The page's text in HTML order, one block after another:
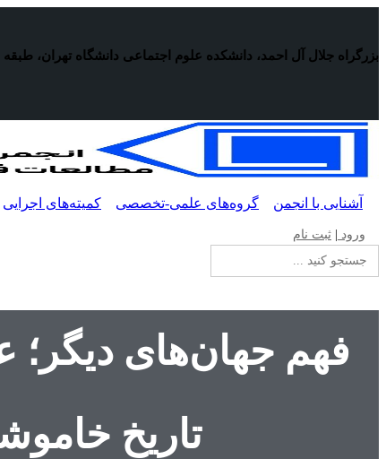
محتوا
بزرگراه جلال آل احمد، دانشکده علوم اجتماعی دانشگاه تهران، طبقه
آشنایی با انجمن گروه‌های علمی-تخصصی کمیته‌های اجرایی
ورود ثبت نام
جستجو
برای:
فهم جهان‌های
تاریخ